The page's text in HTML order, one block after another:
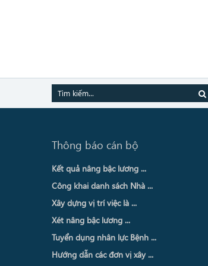
Thông báo cán bộ
Kết quả nâng bậc lương ...
Công khai danh sách Nhà ...
Xây dựng vị trí việc là ...
Xét nâng bậc lương ...
Tuyển dụng nhân lực Bệnh ...
Hướng dẫn các đơn vị xây ...